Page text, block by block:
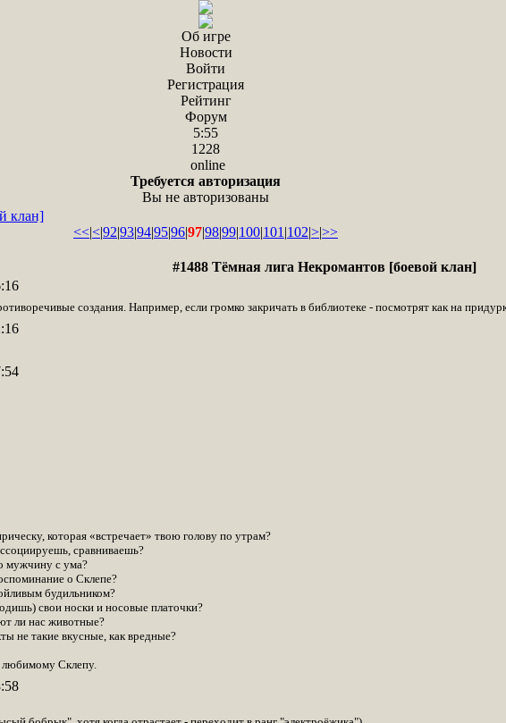
Об игре
Новости
Войти
Регистрация
Рейтинг
Форум
5:55
1228
online
Требуется авторизация
Вы не авторизованы
клан]
<<|<|92|93|94|95|96|97|98|99|100|101 |102|>|>>
#1488 Тёмная лига Некромантов [боевой клан]
создания. Например, если громко закричать в библиотеке - посмотрят как на
которая «встречает» твою голову по утрам?
сравниваешь?
мужчину с ума?
о Склепе?
будильником?
свои носки и носовые платочки?
ли нас животные?
не такие вкусные, как вредные?
Склепу.